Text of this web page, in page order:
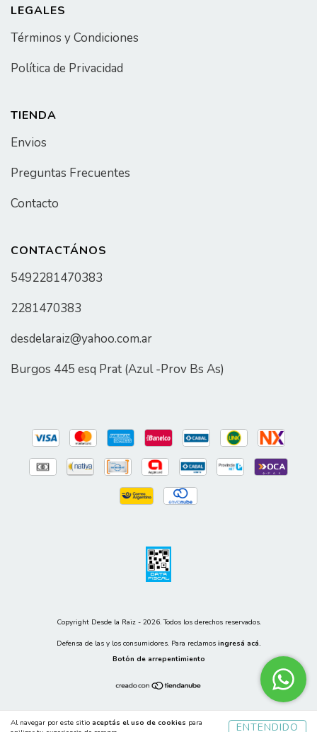
Al navegar por este sitio aceptás el uso de cookies para
ENTENDIDO
LEGALES
Términos y Condiciones
Política de Privacidad
TIENDA
Envios
Preguntas Frecuentes
Contacto
CONTACTÁNOS
5492281470383
2281470383
desdelaraiz@yahoo.com.ar
Burgos 445 esq Prat (Azul -Prov Bs As)
Copyright Desde la Raiz - 2026. Todos los derechos reservados.
Defensa de las y los consumidores. Para reclamos ingresá acá.
Botón de arrepentimiento